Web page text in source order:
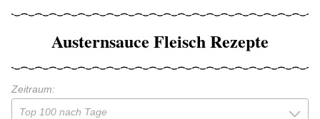
Austernsauce Fleisch Rezepte
Zeitraum:
Top 100 nach Tage